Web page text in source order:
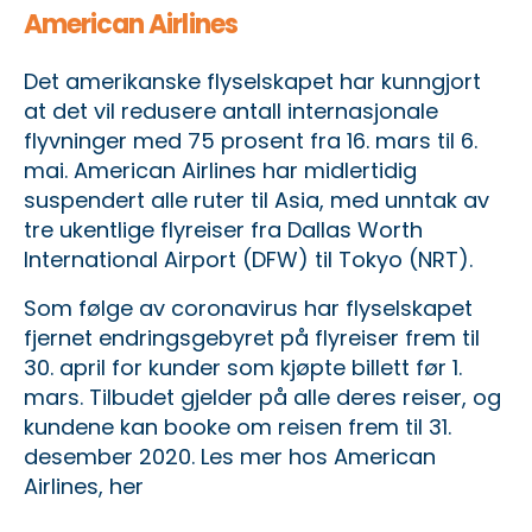
American Airlines
Det amerikanske flyselskapet har kunngjort
at det vil redusere antall internasjonale
flyvninger med 75 prosent fra 16. mars til 6.
mai. American Airlines har midlertidig
suspendert alle ruter til Asia, med unntak av
tre ukentlige flyreiser fra Dallas Worth
International Airport (DFW) til Tokyo (NRT).
Som følge av coronavirus har flyselskapet
fjernet endringsgebyret på flyreiser frem til
30. april for kunder som kjøpte billett før 1.
mars. Tilbudet gjelder på alle deres reiser, og
kundene kan booke om reisen frem til 31.
desember 2020. Les mer hos American
Airlines, her